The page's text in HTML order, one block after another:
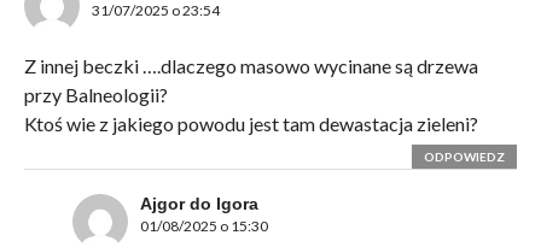
31/07/2025 o 23:54
Z innej beczki ….dlaczego masowo wycinane są drzewa
przy Balneologii?
Ktoś wie z jakiego powodu jest tam dewastacja zieleni?
ODPOWIEDZ
Ajgor do Igora
01/08/2025 o 15:30